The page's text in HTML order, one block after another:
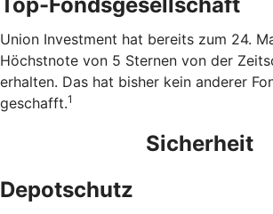
Union Investment hat bereits zum 24.
Höchstnote von 5 Sternen von der
erhalten. Das hat bisher kein anderer
geschafft.1
Sicherheit
Depotschutz